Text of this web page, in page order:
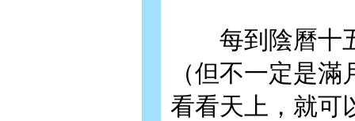
每到陰曆十五
（但不一定是
看看天上，就可